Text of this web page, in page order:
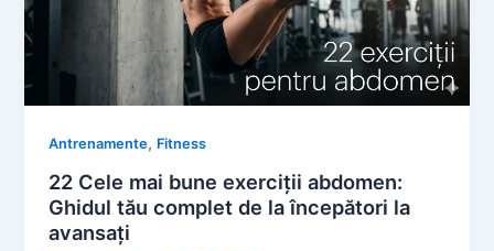
Antrenamente, Fitness
22 Cele mai bune exerciții abdomen:
Ghidul tău complet de la începători la
avansați